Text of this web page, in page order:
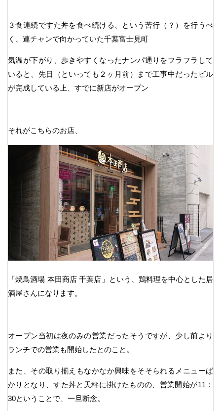
３食連続ですた丼を食べ続ける、という苦行（？）を行うべ
く、連チャンで向かっていた千葉富士見町
気温が下がり、歩きやすくなったナンパ通りをフラフラして
いると、先日（といっても２ヶ月前）まで工事中だったビル
が完成している上、すでに新店がオープン
それがこちらのお店、
「焼鳥酒場 本田商店 千葉店」という、鶏料理を中心とした居
酒屋さんになります。
オープン当初は夜のみの営業だったそうですが、少し前より
ランチでの営業も開始したとのこと。
また、その取り揃えもなかなか興味をそそられるメニューば
かりとなり、すた丼と天秤に掛けたものの、営業開始が11：
30ということで、一旦断念。